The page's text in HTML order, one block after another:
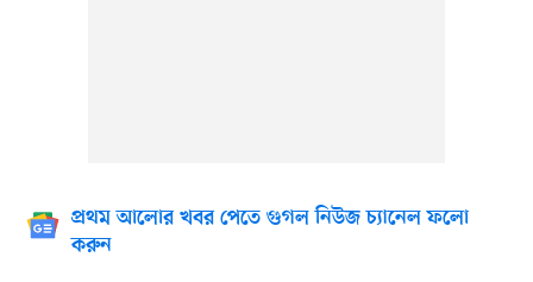
প্রথম আলোর খবর পেতে গুগল নিউজ চ্যানেল ফলো
করুন